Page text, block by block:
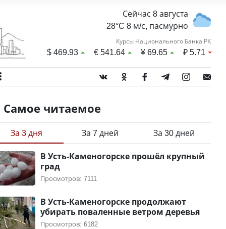
Сейчас 8 августа
28°C 8 м/с, пасмурно
Курсы Национального Банка РК
$469.93 €541.64 ¥69.65 ₽5.71
Самое читаемое
За 3 дня За 7 дней За 30 дней
В Усть-Каменогорске прошёл крупный
град
Просмотров: 7111
В Усть-Каменогорске продолжают
убирать поваленные ветром деревья
Просмотров: 6182